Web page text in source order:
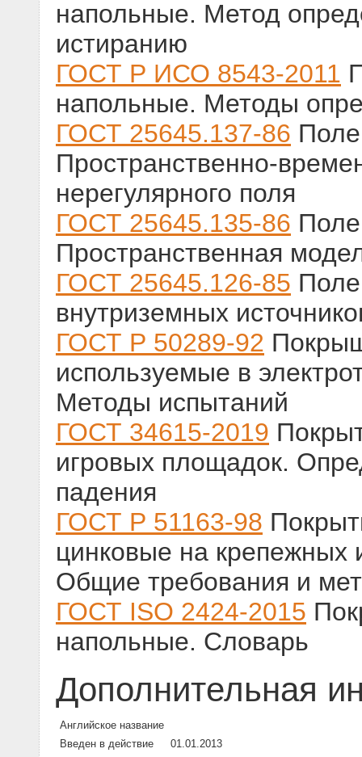
напольные. Метод
истиранию
ГОСТ Р ИСО 8543-2011
напольные. Методы
ГОСТ 25645.137-86
Пространственно-
нерегулярного поля
ГОСТ 25645.135-86
Пространственная
ГОСТ 25645.126-85
внутриземных
ГОСТ Р 50289-92
используемые в
Методы испытаний
ГОСТ 34615-2019
игровых площадок.
падения
ГОСТ Р 51163-98
цинковые на крепежных
Общие требования и
ГОСТ ISO 2424-2015
напольные. Словарь
Дополнительная
Английское название
Введен в действие
01.01.2013